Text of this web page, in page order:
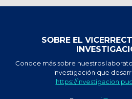
SOBRE EL
Conoce más sobre nuestros
investigación que
https://